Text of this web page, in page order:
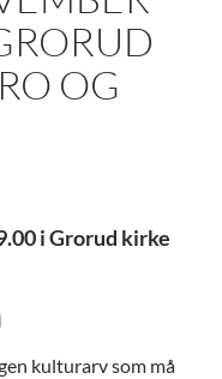
OG
i Grorud kirke
kulturarv som må